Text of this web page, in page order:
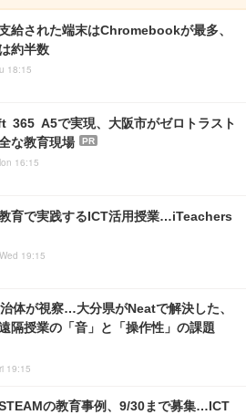
給された端末はChromebookが最多、
約半数
18:15
365 A5で実現、大阪市がゼロトラスト
な教育現場
PR
16:15
育で実践するICT活用授業…iTeachers
19:15
体が視察…大分県がNeatで解決した、
隔授業の「音」と「操作性」の課題
19:15
の教育事例、9/30まで募集…ICT